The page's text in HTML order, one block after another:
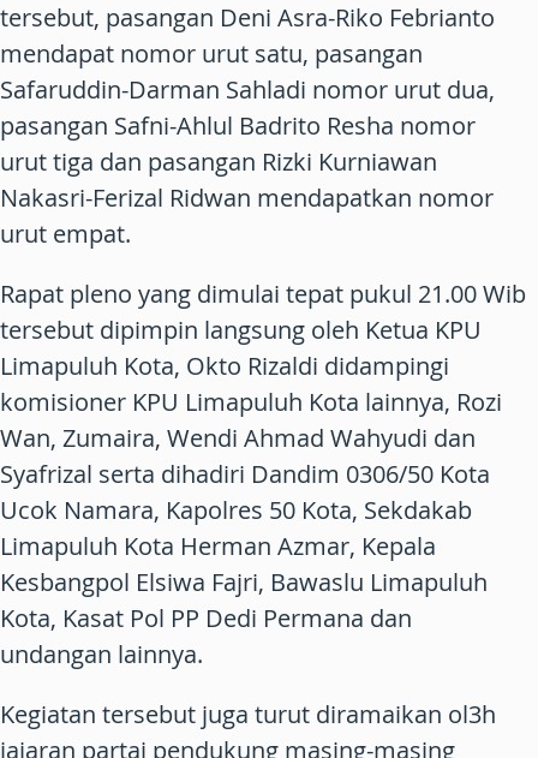
tersebut, pasangan Deni Asra-Riko Febrianto
mendapat nomor urut satu, pasangan
Safaruddin-Darman Sahladi nomor urut dua,
pasangan Safni-Ahlul Badrito Resha nomor
urut tiga dan pasangan Rizki Kurniawan
Nakasri-Ferizal Ridwan mendapatkan nomor
urut empat.
Rapat pleno yang dimulai tepat pukul 21.00 Wib
tersebut dipimpin langsung oleh Ketua KPU
Limapuluh Kota, Okto Rizaldi didampingi
komisioner KPU Limapuluh Kota lainnya, Rozi
Wan, Zumaira, Wendi Ahmad Wahyudi dan
Syafrizal serta dihadiri Dandim 0306/50 Kota
Ucok Namara, Kapolres 50 Kota, Sekdakab
Limapuluh Kota Herman Azmar, Kepala
Kesbangpol Elsiwa Fajri, Bawaslu Limapuluh
Kota, Kasat Pol PP Dedi Permana dan
undangan lainnya.
Kegiatan tersebut juga turut diramaikan ol3h
jajaran partai pendukung masing-masing